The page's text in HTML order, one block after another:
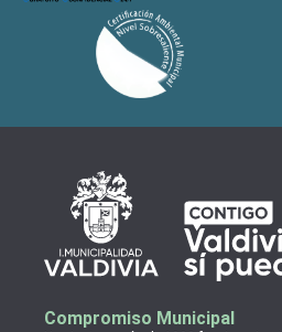
Compromiso Municipal